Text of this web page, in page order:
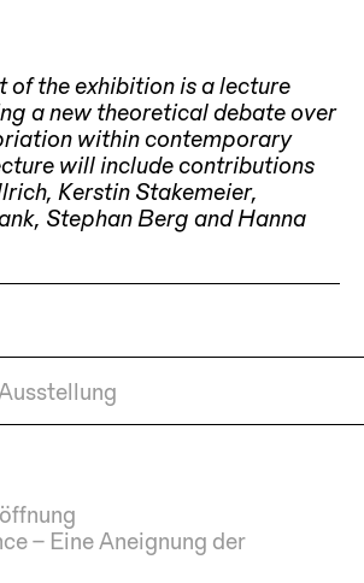
of the exhibition is a lecture
a new theoretical debate over
within contemporary
will include contributions
Kerstin Stakemeier,
Stephan Berg and Hanna
– Eine Aneignung der